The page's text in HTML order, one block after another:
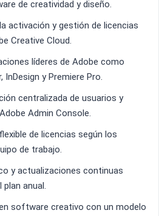
de creatividad y diseño.
activación y gestión de licencias
Creative Cloud.
líderes de Adobe como
y Premiere Pro.
centralizada de usuarios y
Admin Console.
de licencias según los
de trabajo.
y actualizaciones continuas
plan anual.
software creativo con un modelo